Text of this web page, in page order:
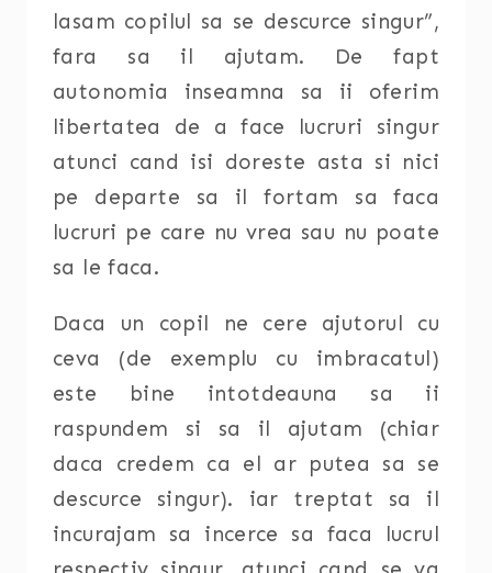
lasam copilul sa se descurce singur”,
fara sa il ajutam. De fapt
autonomia inseamna sa ii oferim
libertatea de a face lucruri singur
atunci cand isi doreste asta si nici
pe departe sa il fortam sa faca
lucruri pe care nu vrea sau nu poate
sa le faca.
Daca un copil ne cere ajutorul cu
ceva (de exemplu cu imbracatul)
este bine intotdeauna sa ii
raspundem si sa il ajutam (chiar
daca credem ca el ar putea sa se
descurce singur). iar treptat sa il
incurajam sa incerce sa faca lucrul